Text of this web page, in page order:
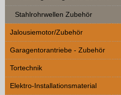
Stahlrohrwellen Zubehör
Jalousiemotor/Zubehör
Garagentorantriebe - Zubehör
Tortechnik
Elektro-Installationsmaterial